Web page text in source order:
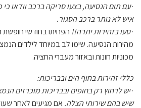
·עם תום הנסיעה, בצעו סריקה ברכב וודאו כי
איש לא נותר ברכב הסגור.
·סעו בזהירות יתרה!! הפחיתו בחודשי
מהירות הנסיעה. שימו לב במיוחד לילדים
מכוניות חונות ובאזור מעברי החציה.
כללי זהירות בחוף הים ובבריכות:
·יש לרחוץ רק בחופים ובבריכות מוכרזים
שיש בהם שירותי הצלה.אם מגיעים לאחר